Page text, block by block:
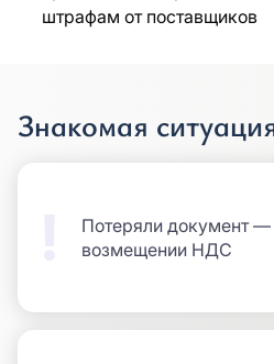
штрафам от поставщиков
Знакомая
Потеряли документ —
возмещении НДС